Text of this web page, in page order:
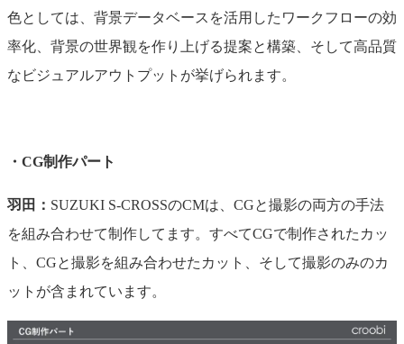
色としては、背景データベースを活用したワークフローの効
率化、背景の世界観を作り上げる提案と構築、そして高品質
なビジュアルアウトプットが挙げられます。
・CG制作パート
羽田： SUZUKI S-CROSSのCMは、CGと撮影の両方の手法
を組み合わせて制作してます。すべてCGで制作されたカッ
ト、CGと撮影を組み合わせたカット、そして撮影のみのカ
ットが含まれています。